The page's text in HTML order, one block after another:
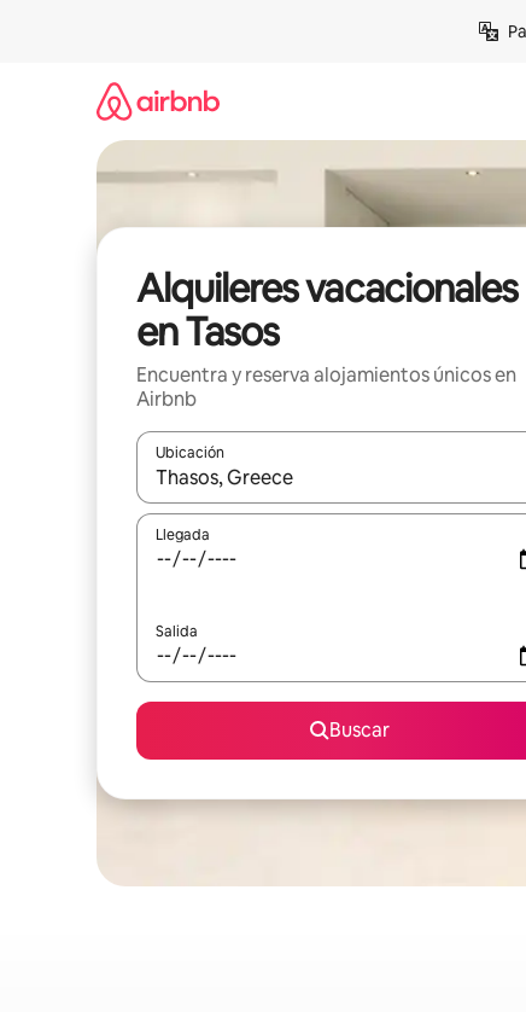
Alquileres vacacionales
en Tasos
Encuentra y reserva alojamientos únicos en
Airbnb
Ubicación
Cuando los resultados estén disponibles,
Llegada
Salida
Buscar